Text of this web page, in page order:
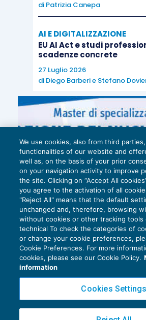
di Patrizia Canepa
AI E DIGITALIZZAZIONE
EU AI Act e studi
scadenze concrete
27 Luglio 2026
di Diego Barberie Stefano
Privacy Policy
Cookie Policy
Copyright 2016 ©Gruppo
We use cookies, also from third
functionalities of our website and
well as, on the basis of your prior
on your navigation activity to improve
the site. Clicking on “Accept All
you agree to the activation of all
"Reject All" means that the default
unchanged and, therefore, browsing
without cookies or other tracking tools
technical To check the categories of
or change your cookie preferences,
Cookie Preferences. For more
cookies, please see our Cookie Policy.
information
Cookies Settings